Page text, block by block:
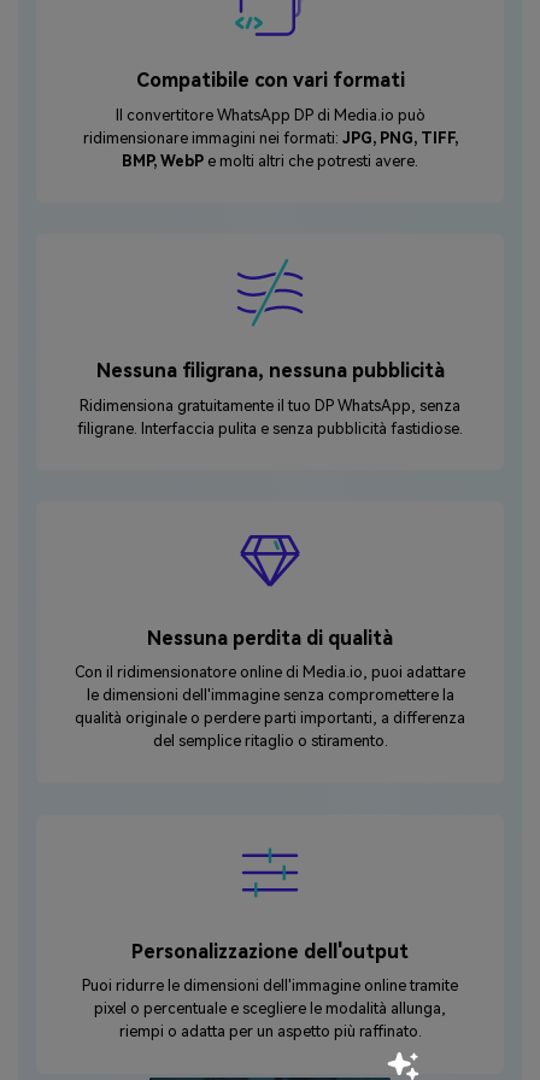
Compatibile con vari formati
Il convertitore WhatsApp DP di Media.io può
ridimensionare immagini nei formati: JPG, PNG, TIFF,
BMP, WebP e molti altri che potresti avere.
Nessuna filigrana, nessuna pubblicità
Ridimensiona gratuitamente il tuo DP WhatsApp, senza
filigrane. Interfaccia pulita e senza pubblicità fastidiose.
Nessuna perdita di qualità
Con il ridimensionatore online di Media.io, puoi adattare
le dimensioni dell'immagine senza compromettere la
qualità originale o perdere parti importanti, a differenza
del semplice ritaglio o stiramento.
Personalizzazione dell'output
Puoi ridurre le dimensioni dell'immagine online tramite
pixel o percentuale e scegliere le modalità allunga,
riempi o adatta per un aspetto più raffinato.